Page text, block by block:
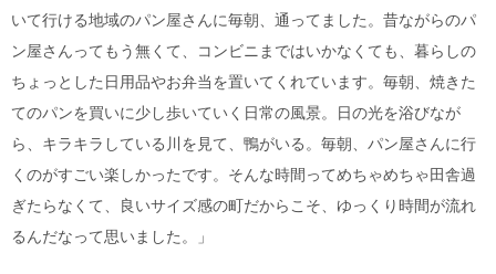
いて行ける地域のパン屋さんに毎朝、通ってました。昔ながらのパ
ン屋さんってもう無くて、コンビニまではいかなくても、暮らしの
ちょっとした日用品やお弁当を置いてくれています。毎朝、焼きた
てのパンを買いに少し歩いていく日常の風景。日の光を浴びなが
ら、キラキラしている川を見て、鴨がいる。毎朝、パン屋さんに行
くのがすごい楽しかったです。そんな時間ってめちゃめちゃ田舎過
ぎたらなくて、良いサイズ感の町だからこそ、ゆっくり時間が流れ
るんだなって思いました。」